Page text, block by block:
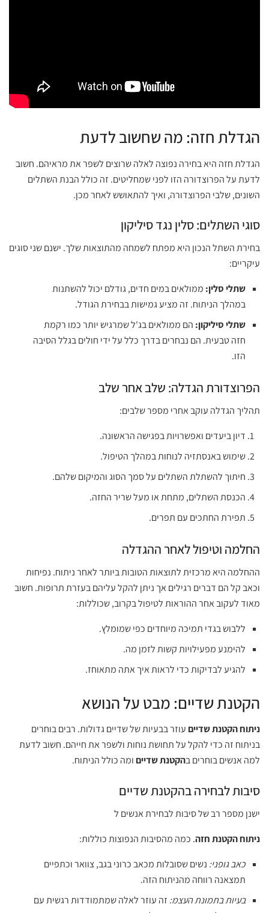
הגדלת חזה: מה שחשוב לדעת
הגדלת חזה היא בחירה נפוצה לאלה שרוצים לשפר את מראיהם. חשוב
לדעת על הפרוצדורה הזו לפני שמחליטים. זה כולל הבנת השתלים
השונים, שלבי הפרוצדורה, ואיך להתאושש לאחר מכן.
סוגי השתלים: סלין נגד סיליקון
בחירת השתל הנכון היא מפתח לשמחה מהתוצאות שלך. ישנם שני סוגים
עיקריים:
שתלי סלין: ממולאים במים חדים, גודלם יכול להשתנות
במהלך הניתוח. זה מציע גמישות בבחירת הגודל.
שתלי סיליקון: הם ממולאים בג'ל שמרגיש יותר כמו רקמת
חזה טבעית. הם נבחרים בדרך כלל על ידי חולים בגלל הסיבה
הזו.
הפרוצדורת הגדלה: שלב אחר שלב
תהליך הגדלה עוקב אחרי מספר שלבים:
דיון ביעדים ואפשרויות בפגישה הראשונה.
שימוש באנסתזיה לנוחות במהלך הטיפול.
חיתוך להשתלת השתלים על סמך הסוג והמיקום שלהם.
הכנסת השתלים, מתחת או מעל שריר החזה.
תפירת החתכים עם תפרים.
החלמה וטיפול לאחר ההגדלה
ההחלמה היא מרכזית לתוצאות הטובות ביותר לאחר ניתוח. נפיחות
וכאב קל הם דברים רגילים אך ניתן להקל עליהם בעזרת תרופות. חשוב
מאוד לעקוב אחר ההוראות לטיפול בקרוב, שכוללות:
ללבוש בגדי תמיכה מיוחדים כפי שמומלץ.
להימנע מפעילויות קשות לזמן מה.
להגיע לבדיקות כדי לראות איך אתה מתאוחז.
הקטנת שדיים: מבט על הנושא
ניתוח הקטנת שדייםעוזר בבעיות של שדיים גדולות. רבים בוחרים
בניתוח זה כדי להקל על תחושת נוחות ולשפר את חייהם. חשוב לדעת
למה אנשים בוחרים בהקטנת שדייםומה כולל הניתוח.
סיבות לבחירה בהקטנת שדיים
ישנן מספר רב של סיבות לבחירת אנשים ל
ניתוח הקטנת חזה. כמה מהסיבות הנפוצות כוללות:
כאב גופני: נשים שסובלות מכאב כרוני בגב, צוואר וכתפיים
תמצאנה רווחה מהניתוח הזה.
בעיות בתמונת העצמ: זה עוזר לאלה שמתמודדות רגשית עם